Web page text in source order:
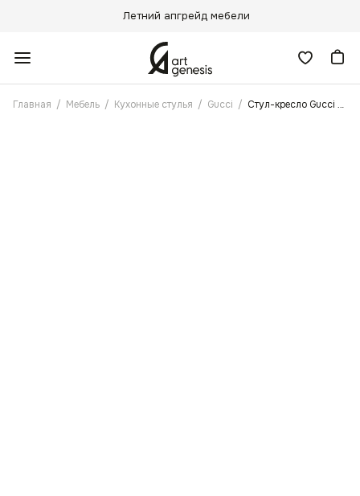
Летний апгрейд мебели
Главная / Мебель / Кухонные стулья / Gucci / Стул-кресло Gucci Темно-Серый с поворотным механизмом, Белые ножки